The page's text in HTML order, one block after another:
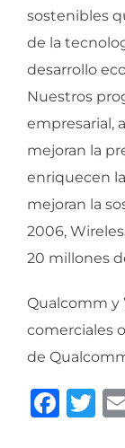
sostenibles
de la
desarrollo
Nuestros
empresarial,
mejoran la
enriquecen
mejoran la
2006,
20 millones
Qualcomm y
comerciales
de
F
T